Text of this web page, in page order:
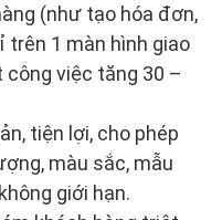
(như tạo hóa đơn,
trên 1 màn hình giao
công việc tăng 30 –
tiện lợi, cho phép
màu sắc, mẫu
giới hạn.